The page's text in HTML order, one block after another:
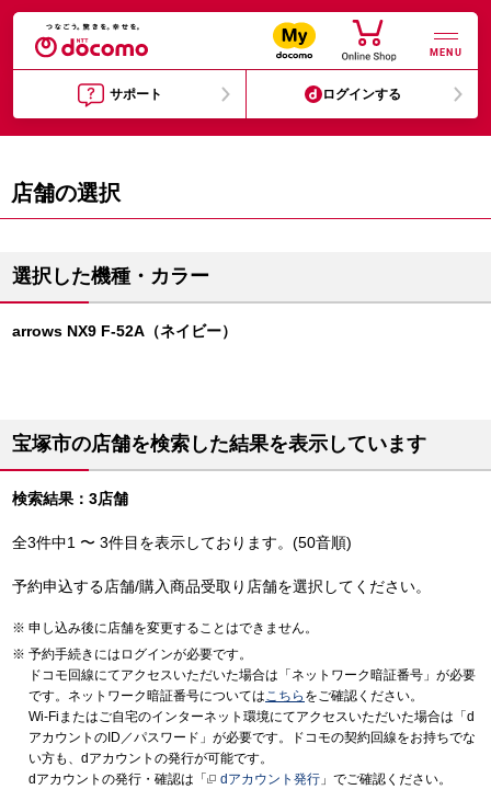
MENU
サポート ログインする
店舗の選択
選択した機種・カラー
arrows NX9 F-52A（ネイビー）
宝塚市の店舗を検索した結果を表示しています
検索結果：3店舗
全3件中1 〜 3件目を表示しております。(50音順)
予約申込する店舗/購入商品受取り店舗を選択してください。
申し込み後に店舗を変更することはできません。
予約手続きにはログインが必要です。
ドコモ回線にてアクセスいただいた場合は「ネットワーク暗証番号」が必要
です。ネットワーク暗証番号についてはこちら をご確認ください。
Wi-Fiまたはご自宅のインターネット環境にてアクセスいただいた場合は「d
アカウントのID／パスワード」が必要です。ドコモの契約回線をお持ちでな
い方も、dアカウントの発行が可能です。
dアカウントの発行・確認は「
dアカウント発行 」でご確認ください。